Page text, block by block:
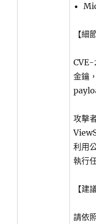
【細
金鑰
攻擊
利用
執行
【建
請依